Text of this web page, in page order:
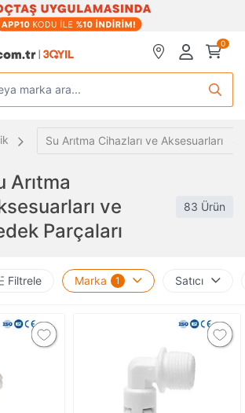
0
marka ara...
Su Arıtma Cihazları ve Aksesuarları
Arıtma
ve
Parçaları
83 Ürün
Filtrele Marka 1 Satıcı